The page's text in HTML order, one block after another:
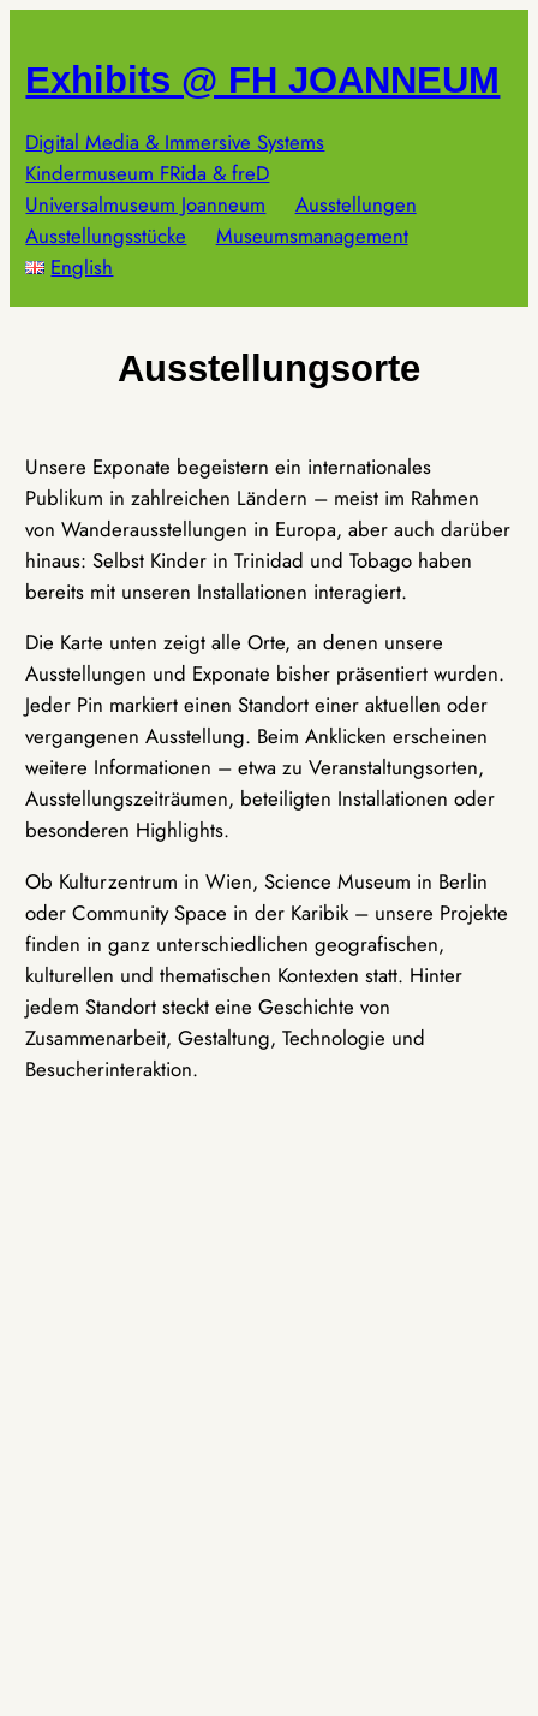
springen
Exhibits @ FH JOANNEUM
Digital Media & Immersive Systems
Kindermuseum FRida & freD
Universalmuseum Joanneum
Ausstellungen
Ausstellungsstücke
Museumsmanagement
English
Ausstellungsorte
Unsere Exponate begeistern ein internationales
Publikum in zahlreichen Ländern – meist im Rahmen
von Wanderausstellungen in Europa, aber auch darüber
hinaus: Selbst Kinder in Trinidad und Tobago haben
bereits mit unseren Installationen interagiert.
Die Karte unten zeigt alle Orte, an denen unsere
Ausstellungen und Exponate bisher präsentiert wurden.
Jeder Pin markiert einen Standort einer aktuellen oder
vergangenen Ausstellung. Beim Anklicken erscheinen
weitere Informationen – etwa zu Veranstaltungsorten,
Ausstellungszeiträumen, beteiligten Installationen oder
besonderen Highlights.
Ob Kulturzentrum in Wien, Science Museum in Berlin
oder Community Space in der Karibik – unsere Projekte
finden in ganz unterschiedlichen geografischen,
kulturellen und thematischen Kontexten statt. Hinter
jedem Standort steckt eine Geschichte von
Zusammenarbeit, Gestaltung, Technologie und
Besucherinteraktion.